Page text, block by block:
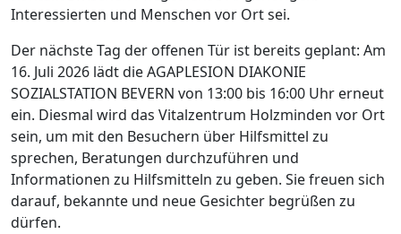
Interessierten und Menschen vor Ort sei.
Der nächste Tag der offenen Tür ist bereits geplant: Am
16. Juli 2026 lädt die AGAPLESION DIAKONIE
SOZIALSTATION BEVERN von 13:00 bis 16:00 Uhr erneut
ein. Diesmal wird das Vitalzentrum Holzminden vor Ort
sein, um mit den Besuchern über Hilfsmittel zu
sprechen, Beratungen durchzuführen und
Informationen zu Hilfsmitteln zu geben. Sie freuen sich
darauf, bekannte und neue Gesichter begrüßen zu
dürfen.